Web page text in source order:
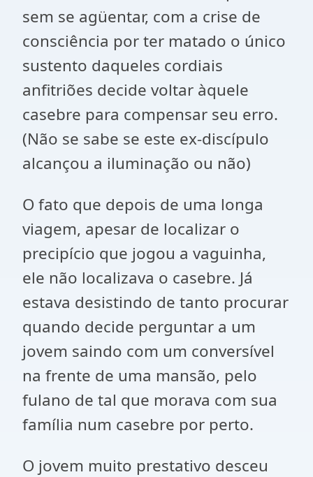
sem se agüentar, com a crise de
consciência por ter matado o único
sustento daqueles cordiais
anfitriões decide voltar àquele
casebre para compensar seu erro.
(Não se sabe se este ex-discípulo
alcançou a iluminação ou não)
O fato que depois de uma longa
viagem, apesar de localizar o
precipício que jogou a vaguinha,
ele não localizava o casebre. Já
estava desistindo de tanto procurar
quando decide perguntar a um
jovem saindo com um conversível
na frente de uma mansão, pelo
fulano de tal que morava com sua
família num casebre por perto.
O jovem muito prestativo desceu